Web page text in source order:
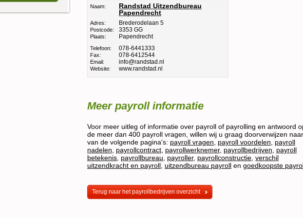
Naam:
Randstad Uitzendbureau
Papendrecht
Adres: Brederodelaan 5
Postcode: 3353 GG
Plaats: Papendrecht
Telefoon: 078-6441333
Fax: 078-6412544
Email: info@randstad.nl
Website: www.randstad.nl
Meer payroll informatie
Voor meer uitleg of informatie over payroll of payrolling en antwoord
de meer dan 400 payroll vragen, willen wij u graag doorverwijzen
van de volgende pagina's: payroll vragen payroll voordelen
payroll
nadelen
payrollcontract payrollwerknemer, payrollbedrijven
payroll
betekenis payrollbureau payroller, payrollconstructie verschil
uitzendkracht en payroll uitzendbureau payroll en goedkoopste
Terug naar het payrollbedrijven overzicht